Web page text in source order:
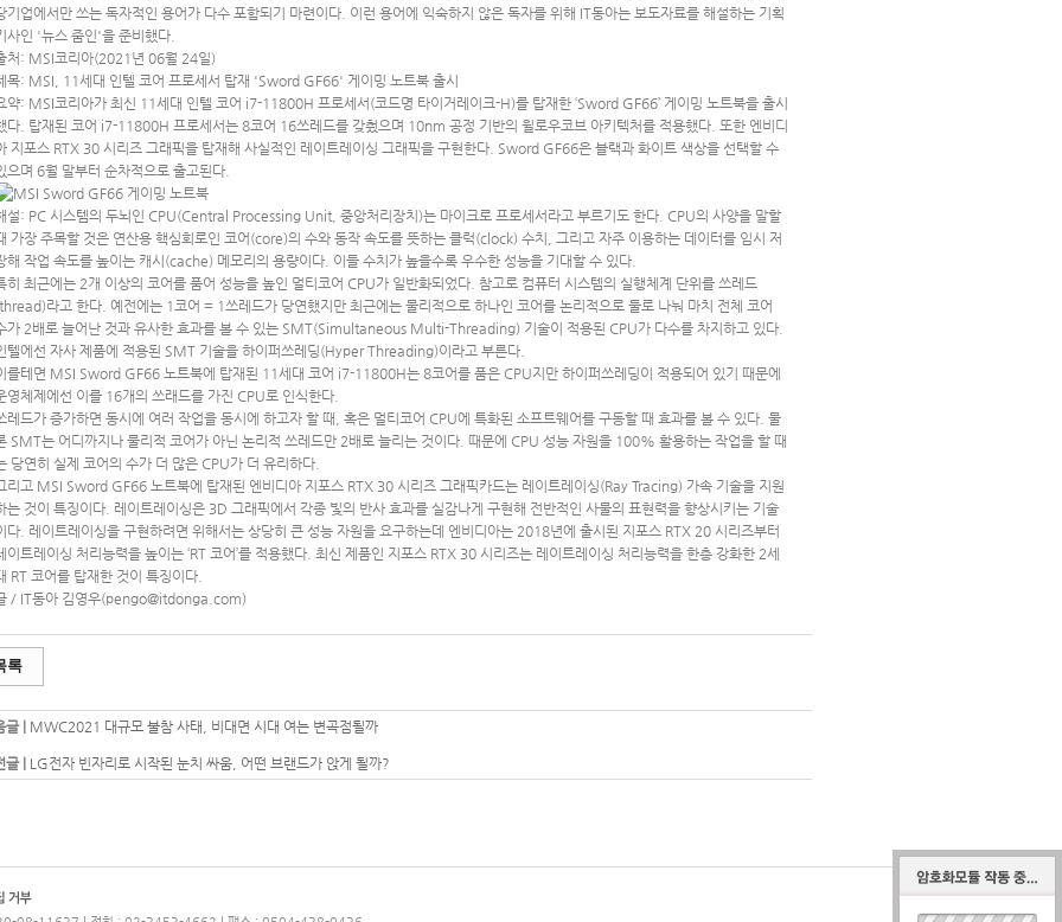
기업에서만 쓰는 독자적인 용어가 다수 포함되기 마련이다. 이런 용어에 익숙하지 않은 독자를 위해 IT동아는 보도자료를 해설하는 기획
사인 '뉴스 줌인'을 준비했다.
처: MSI코리아(2021년 06월 24일)
목: MSI, 11세대 인텔 코어 프로세서 탑재 'Sword GF66' 게이밍 노트북 출시
약: MSI코리아가 최신 11세대 인텔 코어 i7-11800H 프로세서(코드명 타이거레이크-H)를 탑재한 ‘Sword GF66’ 게이밍 노트북을 출시
다. 탑재된 코어 i7-11800H 프로세서는 8코어 16쓰레드를 갖췄으며 10nm 공정 기반의 윌로우코브 아키텍처를 적용했다. 또한 엔비디
지포스 RTX 30 시리즈 그래픽을 탑재해 사실적인 레이트레이싱 그래픽을 구현한다. Sword GF66은 블랙과 화이트 색상을 선택할 수
으며 6월 말부터 순차적으로 출고된다.
설: PC 시스템의 두뇌인 CPU(Central Processing Unit, 중앙처리장치)는 마이크로 프로세서라고 부르기도 한다. CPU의 사양을 말할
가장 주목할 것은 연산용 핵심회로인 코어(core)의 수와 동작 속도를 뜻하는 클럭(clock) 수치, 그리고 자주 이용하는 데이터를 임시 저
해 작업 속도를 높이는 캐시(cache) 메모리의 용량이다. 이들 수치가 높을수록 우수한 성능을 기대할 수 있다.
히 최근에는 2개 이상의 코어를 품어 성능을 높인 멀티코어 CPU가 일반화되었다. 참고로 컴퓨터 시스템의 실행체계 단위를 쓰레드
라고 한다. 예전에는 1코어 = 1쓰레드가 당연했지만 최근에는 물리적으로 하나인 코어를 논리적으로 둘로 나눠 마치 전체 코어
가 2배로 늘어난 것과 유사한 효과를 볼 수 있는 SMT(Simultaneous Multi-Threading) 기술이 적용된 CPU가 다수를 차지하고 있다.
텔에선 자사 제품에 적용된 SMT 기술을 하이퍼쓰레딩(Hyper Threading)이라고 부른다.
를테면 MSI Sword GF66 노트북에 탑재된 11세대 코어 i7-11800H는 8코어를 품은 CPU지만 하이퍼쓰레딩이 적용되어 있기 때문에
영체제에선 이를 16개의 쓰래드를 가진 CPU로 인식한다.
레드가 증가하면 동시에 여러 작업을 동시에 하고자 할 때, 혹은 멀티코어 CPU에 특화된 소프트웨어를 구동할 때 효과를 볼 수 있다. 물
SMT는 어디까지나 물리적 코어가 아닌 논리적 쓰레드만 2배로 늘리는 것이다. 때문에 CPU 성능 자원을 100% 활용하는 작업을 할 때
당연히 실제 코어의 수가 더 많은 CPU가 더 유리하다.
리고 MSI Sword GF66 노트북에 탑재된 엔비디아 지포스 RTX 30 시리즈 그래픽카드는 레이트레이싱(Ray Tracing) 가속 기술을 지원
는 것이 특징이다. 레이트레이싱은 3D 그래픽에서 각종 빛의 반사 효과를 실감나게 구현해 전반적인 사물의 표현력을 향상시키는 기술
다. 레이트레이싱을 구현하려면 위해서는 상당히 큰 성능 자원을 요구하는데 엔비디아는 2018년에 출시된 지포스 RTX 20 시리즈부터
이트레이싱 처리능력을 높이는 ‘RT 코어’를 적용했다. 최신 제품인 지포스 RTX 30 시리즈는 레이트레이싱 처리능력을 한층 강화한 2세
RT 코어를 탑재한 것이 특징이다.
/ IT동아 김영우(pengo@itdonga.com)
록
글 | MWC2021 대규모 불참 사태, 비대면 시대 여는 변곡점될까
글 | LG전자 빈자리로 시작된 눈치 싸움, 어떤 브랜드가 앉게 될까?